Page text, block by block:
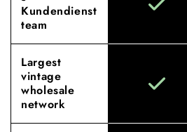
Kundendienst
team
Largest
vintage
wholesale
network